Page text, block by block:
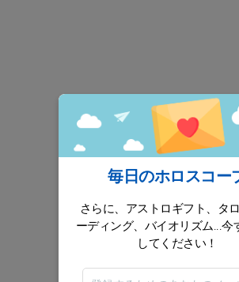
毎日のホロスコー
さらに、アストロギフト、タ
ーディング、バイオリズム...今
してください！